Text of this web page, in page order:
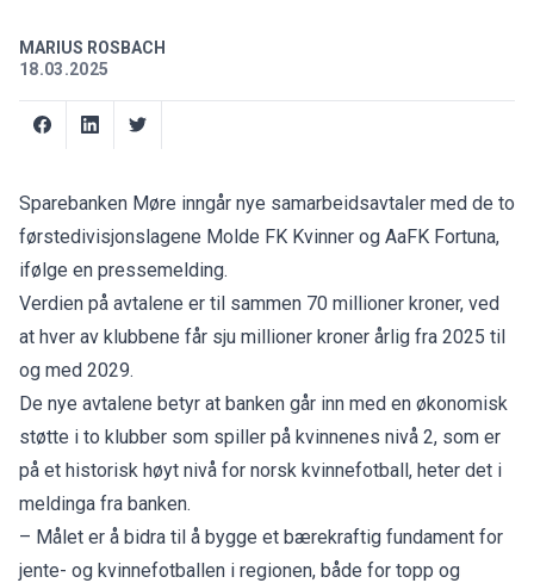
MARIUS ROSBACH
18.03.2025
Sparebanken Møre inngår nye samarbeidsavtaler med de to
førstedivisjonslagene Molde FK Kvinner og AaFK Fortuna,
ifølge en pressemelding.
Verdien på avtalene er til sammen 70 millioner kroner, ved
at hver av klubbene får sju millioner kroner årlig fra 2025 til
og med 2029.
De nye avtalene betyr at banken går inn med en økonomisk
støtte i to klubber som spiller på kvinnenes nivå 2, som er
på et historisk høyt nivå for norsk kvinnefotball, heter det i
meldinga fra banken.
– Målet er å bidra til å bygge et bærekraftig fundament for
jente- og kvinnefotballen i regionen, både for topp og